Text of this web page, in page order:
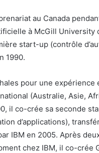
au Canada
à McGill University
start-up (contrôle
1990.
pour une expérience
(Australie, Asie,
il co-crée sa seconde
d’applications),
IBM en 2005. Après
chez IBM, il co-crée